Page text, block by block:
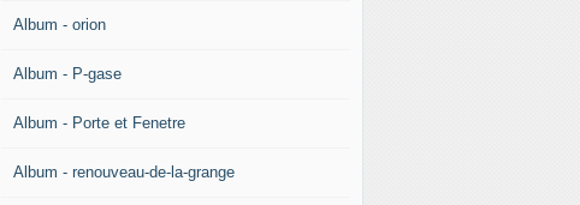
Album - orion
Album - P-gase
Album - Porte et Fenetre
Album - renouveau-de-la-grange